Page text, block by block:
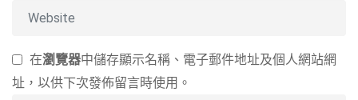
在瀏覽器中儲存顯示名稱、電子郵件地址及個人網站網
址，以供下次發佈留言時使用。